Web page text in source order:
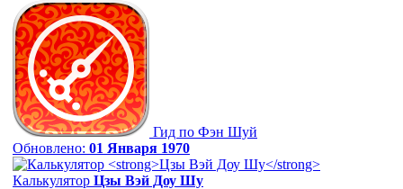
Гид по Фэн Шуй
Обновлено: 01 Января 1970
Калькулятор Цзы Вэй Доу Шу